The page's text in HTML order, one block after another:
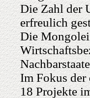
Die Zahl der
erfreulich
Die
Im Fokus der
18 Projekte